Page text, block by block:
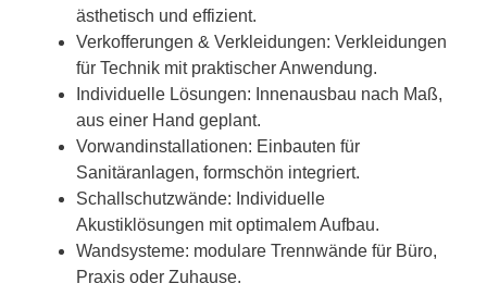
ästhetisch und effizient.
Verkofferungen & Verkleidungen: Verkleidungen
für Technik mit praktischer Anwendung.
Individuelle Lösungen: Innenausbau nach Maß,
aus einer Hand geplant.
Vorwandinstallationen: Einbauten für
Sanitäranlagen, formschön integriert.
Schallschutzwände: Individuelle
Akustiklösungen mit optimalem Aufbau.
Wandsysteme: modulare Trennwände für Büro,
Praxis oder Zuhause.